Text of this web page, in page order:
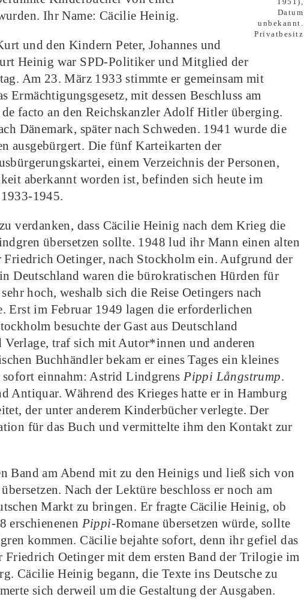
Datum
unbekannt.
Privatbesitz
Ihr Name: Cäcilie Heinig.
und den Kindern Peter, Johannes und
Heinig war SPD-Politiker und Mitglied der
Am 23. März 1933 stimmte er gemeinsam mit
Ermächtigungsgesetz, mit dessen Beschluss am
facto an den Reichskanzler Adolf Hitler überging.
Dänemark, später nach Schweden. 1941 wurde die
ausgebürgert. Die fünf Karteikarten der
einem Verzeichnis der Personen,
aberkannt worden ist, befinden sich heute im
1945.
verdanken, dass Cäcilie Heinig nach dem Krieg die
übersetzen sollte. 1948 lud ihr Mann einen alten
Friedrich Oetinger, nach Stockholm ein. Aufgrund der
Deutschland waren die bürokratischen Hürden für
hoch, weshalb sich die Reise Oetingers nach
Erst im Februar 1949 lagen die erforderlichen
besuchte der Gast aus Deutschland
traf sich mit Autor*innen und anderen
Buchhändler bekam er eines Tages ein kleines
einnahm: Astrid LindgrensPippi Långstrump.
Antiquar. Während des Krieges hatte er in Hamburg
der unter anderem Kinderbücher verlegte. Der
für das Buch und vermittelte ihm den Kontakt zur
Band am Abend mit zu den Heinigs und ließ sich von
Nach der Lektüre beschloss er noch am
Markt zu bringen. Er fragte Cäcilie Heinig, ob
erschienenen Pippi-Romane übersetzen würde, sollte
kommen. Cäcilie bejahte sofort, denn ihr gefiel das
Friedrich Oetinger mit dem ersten Band der Trilogie im
Cäcilie Heinig begann, die Texte ins Deutsche zu
sich derweil um die Gestaltung der Ausgaben.